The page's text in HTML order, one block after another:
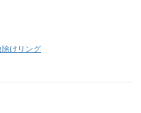
除けリング